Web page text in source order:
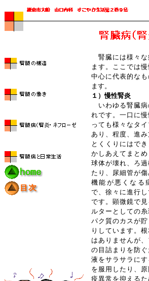
腎臓には様々な
ます。ここでは
中心に代表的なも
ます。
１）慢性腎炎
いわゆる腎臓病
れです。一口に
っても様々なタ
あり、程度、進
とくくりにはで
かしあえてまと
球体が壊れ、ろ
たり、尿細管が
機能が悪くなる
で、徐々に進行
です。顕微鏡で見
ルターとしての
パク質のカスが貯
りしています。
はありませんが
の目詰まりを防ぐ
液をサラサラにす
を服用したり、
疫異常を抑える